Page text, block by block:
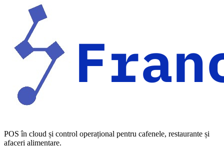
POS în cloud și control operațional pentru cafenele, restaurante și
afaceri alimentare.